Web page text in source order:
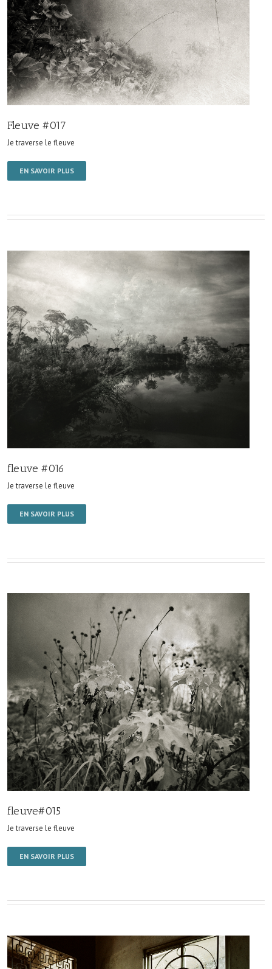
Fleuve #017
Je traverse le fleuve
EN SAVOIR PLUS
fleuve #016
Je traverse le fleuve
EN SAVOIR PLUS
fleuve#015
Je traverse le fleuve
EN SAVOIR PLUS